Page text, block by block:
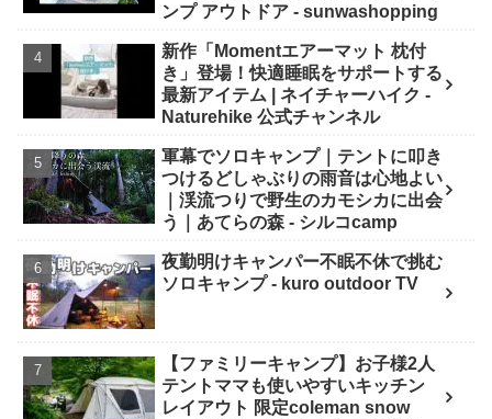
ンプ アウトドア - sunwashopping
新作「Momentエアーマット 枕付
き」登場！快適睡眠をサポートする
最新アイテム | ネイチャーハイク -
Naturehike 公式チャンネル
軍幕でソロキャンプ｜テントに叩き
つけるどしゃぶりの雨音は心地よい
｜渓流つりで野生のカモシカに出会
う｜あてらの森 - シルコcamp
夜勤明けキャンパー不眠不休で挑む
ソロキャンプ - kuro outdoor TV
【ファミリーキャンプ】お子様2人
テントママも使いやすいキッチン
レイアウト 限定coleman snow